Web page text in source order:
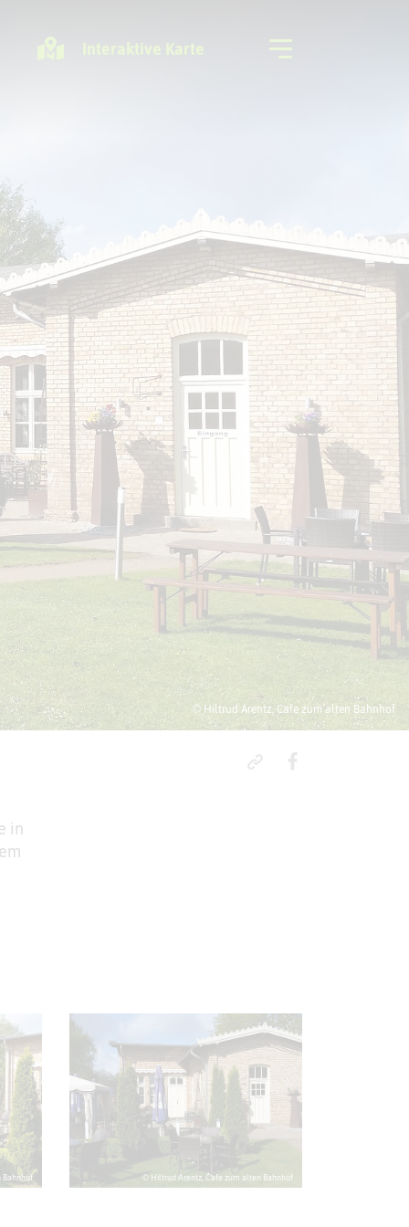
Interaktive Karte
© Hiltrud Arentz, Cafe zum alten Bahnhof
in
Bahnhof © Hiltrud Arentz, Cafe zum alten Bahnhof